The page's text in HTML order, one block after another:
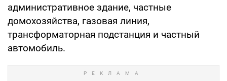
административное здание, частные
домохозяйства, газовая линия,
трансформаторная подстанция и частный
автомобиль.